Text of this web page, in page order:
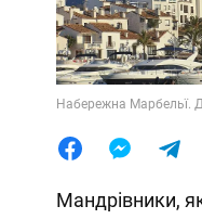
Набережна Марбельї.
Мандрівники,